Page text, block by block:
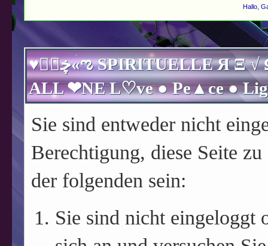
Hallo,
♥ڿڰۣ«ಌ SPIRITUELLE Я Ξ √ Ω L U T ↑ ☼ N - Forum - WE ARE
Sie sind entweder nicht
Berechtigung, diese Seite
der folgenden sein:
Sie sind nicht eingeloggt